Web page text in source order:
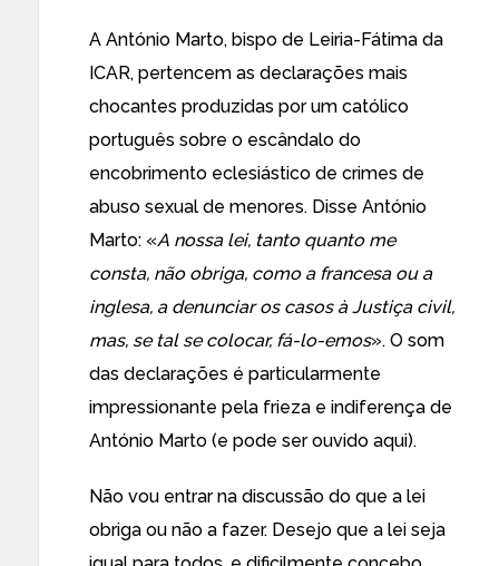
A António Marto, bispo de Leiria-Fátima da
ICAR, pertencem as declarações mais
chocantes produzidas por um católico
português sobre o escândalo do
encobrimento eclesiástico de crimes de
abuso sexual de menores. Disse António
Marto: «A nossa lei, tanto quanto me
consta, não obriga, como a francesa ou a
inglesa, a denunciar os casos à Justiça civil,
mas, se tal se colocar, fá-lo-emos». O som
das declarações é particularmente
impressionante pela frieza e indiferença de
António Marto (e pode serouvido aqui).
Não vou entrar na discussão do que a lei
obriga ou não a fazer. Desejo que a lei seja